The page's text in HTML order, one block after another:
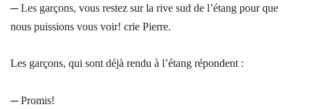
─ Les garçons, vous restez sur la rive sud de l’étang pour que
nous puissions vous voir! crie Pierre.
Les garçons, qui sont déjà rendu à l’étang répondent :
─ Promis!